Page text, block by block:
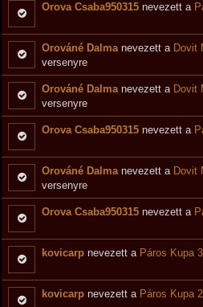
Orova Csaba950315 nevezett a
Orováné Dalma nevezett a Dovit
versenyre
Orováné Dalma nevezett a Dovit
versenyre
Orova Csaba950315 nevezett a
Orováné Dalma nevezett a Dovit
versenyre
Orova Csaba950315 nevezett a
kovicarp nevezett a Páros Kupa 3
kovicarp nevezett a Páros Kupa 2